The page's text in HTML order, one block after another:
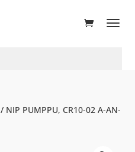
/ NIP PUMPPU, CR10-02 A-AN-